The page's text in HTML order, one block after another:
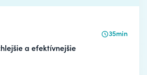
35min
a efektívnejšie